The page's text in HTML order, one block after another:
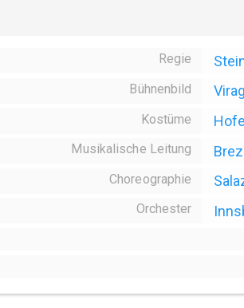
Regie
Bühnenbild
Kostüme
Musikalische Leitung
Choreographie
Orchester